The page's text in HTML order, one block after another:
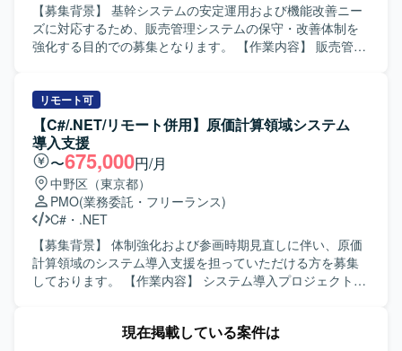
【募集背景】 基幹システムの安定運用および機能改善ニー
ズに対応するため、販売管理システムの保守・改善体制を
強化する目的での募集となります。 【作業内容】 販売管理
リースまで一連の工程をお任せいたします。既存機能の改
修や不具合対応に加え、業務要望に基づく機能追加なども
行っていただきます。 【求める人物像】 システムの現状を
理解しながら、関係者と円滑にコミュニケーションを取
り、自発的に改善提案や課題解決に取り組んでいただける
方を求めております。既存システムの保守・改善業務に対
して粘り強く取り組める方にマッチする環境です。 【ポジ
ションの魅力】 基幹となる販売管理システムに長期的に関
わることで、業務知識と技術スキルの両面を深めていただ
けます。要件確認からリリースまで一貫して携わることが
できるため、上流から下流までの経験を積むことができま
リモート可
【C#/.NET/リモート併用】原価計算領域システム
導入支援
〜675,000円/月
中野区（東京都）
PMO(業務委託・フリーランス)
C# ・ .NET
【募集背景】 体制強化および参画時期見直しに伴い、原価
計算領域のシステム導入支援を担っていただける方を募集
しております。 【作業内容】 システム導入プロジェクトに
ける業務支援を中心に対応していただきます。 プロジェク
現在掲載している案件は